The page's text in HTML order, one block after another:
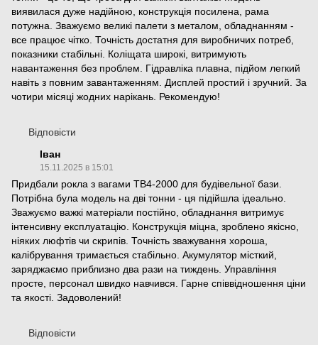
виявилася дуже надійною, конструкція посилена, рама
потужна. Зважуємо великі палети з металом, обладнанням -
все працює чітко. Точність достатня для виробничих потреб,
показники стабільні. Коліщата широкі, витримують
навантаження без проблем. Гідравліка плавна, підйом легкий
навіть з повним завантаженням. Дисплей простий і зручний. За
чотири місяці жодних нарікань. Рекомендую!
Відповісти
Іван
15.11.2025 в 15:01
Придбали рокла з вагами ТВ4-2000 для будівельної бази.
Потрібна була модель на дві тонни - ця підійшла ідеально.
Зважуємо важкі матеріали постійно, обладнання витримує
інтенсивну експлуатацію. Конструкція міцна, зроблено якісно,
ніяких люфтів чи скрипів. Точність зважування хороша,
калібрування тримається стабільно. Акумулятор місткий,
заряджаємо приблизно два рази на тиждень. Управління
просте, персонал швидко навчився. Гарне співвідношення ціни
та якості. Задоволений!
Відповісти